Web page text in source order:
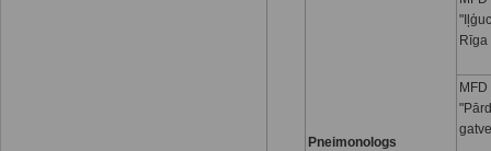
Pneimonologs
Rīga